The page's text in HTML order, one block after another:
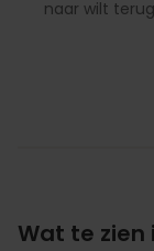
naar wilt
Wat te zien